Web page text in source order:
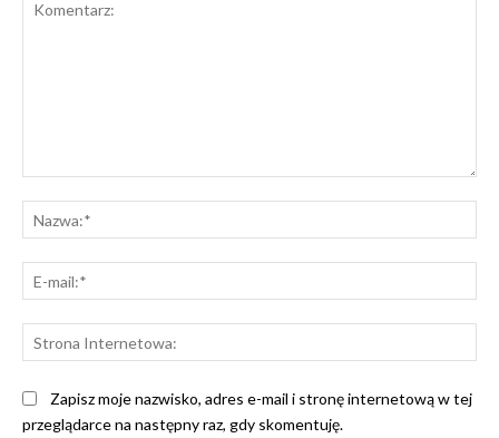
Zapisz moje nazwisko, adres e-mail i stronę internetową w tej
przeglądarce na następny raz, gdy skomentuję.